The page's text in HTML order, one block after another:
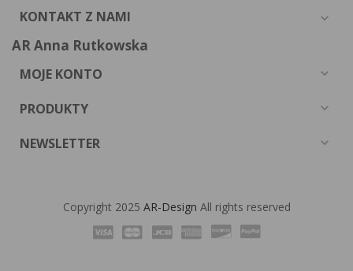
KONTAKT Z NAMI expand_more
AR Anna Rutkowska
MOJE KONTO expand_more
PRODUKTY expand_more
NEWSLETTER expand_more
Copyright 2025 AR-Design All rights reserved